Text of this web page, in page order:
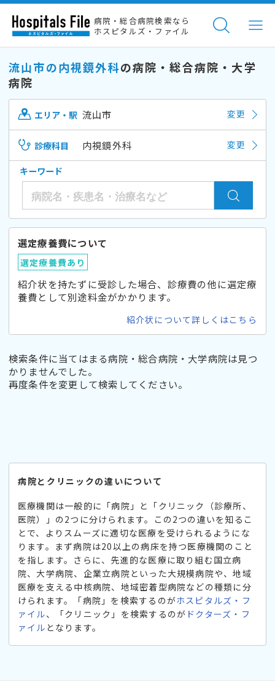
病院・総合病院検索なら
ホスピタルズ・ファイル
流山市の内視鏡外科の病院・総合病院・大学
病院
エリア・駅 流山市 変更
診療科目 内視鏡外科 変更
キーワード
選定療養費について
選定療養費あり
紹介状を持たずに受診した場合、診療費の他に選定療
養費として別途料金がかかります。
紹介状について詳しくはこちら
検索条件に当てはまる病院・総合病院・大学病院は見つ
かりませんでした。
再度条件を変更して検索してください。
病院とクリニックの違いについて
医療機関は一般的に「病院」と「クリニック（診療所、
医院）」の2つに分けられます。この2つの違いを知るこ
とで、よりスムーズに適切な医療を受けられるようにな
ります。まず病院は20以上の病床を持つ医療機関のこと
を指します。さらに、先進的な医療に取り組む国立病
院、大学病院、企業立病院といった大規模病院や、地域
医療を支える中核病院、地域密着型病院などの種類に分
けられます。「病院」を検索するのがホスピタルズ・フ
ァイル、「クリニック」を検索するのが ドクターズ・フ
ァイル となります。